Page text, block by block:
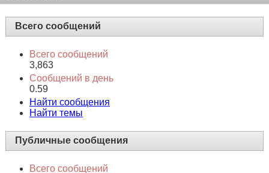
Всего сообщений
Всего сообщений
3,863
Сообщений в день
0.59
Найти сообщения
Найти темы
Публичные сообщения
Всего сообщений